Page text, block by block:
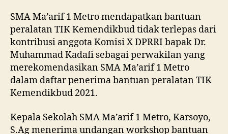
SMA Ma’arif 1 Metro mendapatkan bantuan
peralatan TIK Kemendikbud tidak terlepas dari
kontribusi anggota Komisi X DPRRI bapak Dr.
Muhammad Kadafi sebagai perwakilan yang
merekomendasikan SMA Ma’arif 1 Metro
dalam daftar penerima bantuan peralatan TIK
Kemendikbud 2021.
Kepala Sekolah SMA Ma’arif 1 Metro, Karsoyo,
S.Ag menerima undangan workshop bantuan